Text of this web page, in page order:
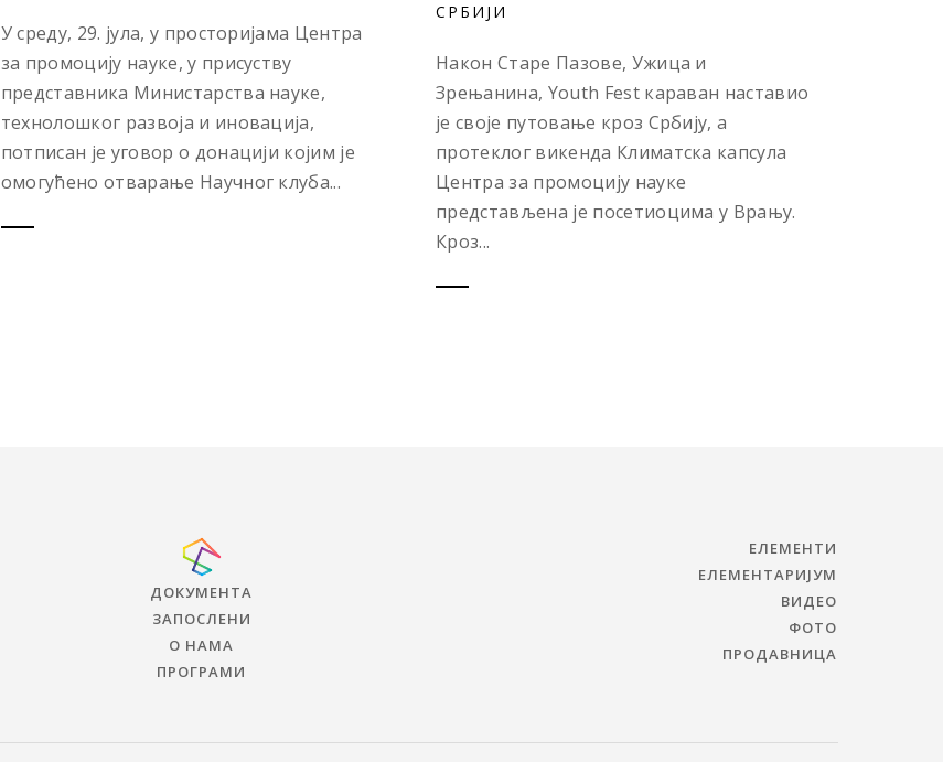
У среду, 29. јула, у просторијама Центра
за промоцију науке, у присуству
представника Министарства науке,
технолошког развоја и иновација,
потписан је уговор о донацији којим је
омогућено отварање Научног клуба...
СРБИЈИ
Након Старе Пазове, Ужица и
Зрењанина, Youth Fest караван наставио
је своје путовање кроз Србију, а
протеклог викенда Климатска капсула
Центра за промоцију науке
представљена је посетиоцима у Врању.
Кроз...
ДОКУМЕНТА
ЗАПОСЛЕНИ
О НАМА
ПРОГРАМИ
ЕЛЕМЕНТИ
ЕЛЕМЕНТАРИЈУМ
ВИДЕО
ФОТО
ПРОДАВНИЦА